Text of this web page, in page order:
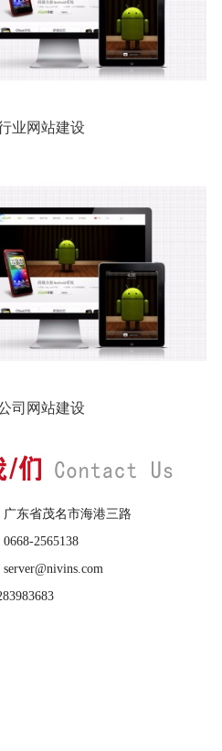
业网站建设
司网站建设
东省茂名市海港三路
2565138